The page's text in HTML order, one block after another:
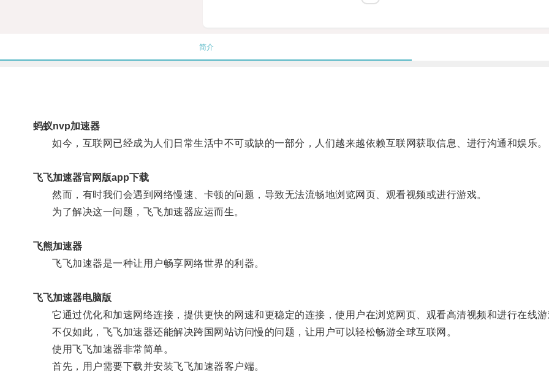
简介
蚂蚁nvp加速器
如今，互联网已经成为人们日常生活中不可或缺的一部分，人们越来越依赖互联网获取信息、进行沟通和娱乐。
飞飞加速器官网版app下载
然而，有时我们会遇到网络慢速、卡顿的问题，导致无法流畅地浏览网页、观看视频或进行游戏。
为了解决这一问题，飞飞加速器应运而生。
飞熊加速器
飞飞加速器是一种让用户畅享网络世界的利器。
飞飞加速器电脑版
它通过优化和加速网络连接，提供更快的网速和更稳定的连接，使用户在浏览网页、观看高清视频和进行在线游
不仅如此，飞飞加速器还能解决跨国网站访问慢的问题，让用户可以轻松畅游全球互联网。
使用飞飞加速器非常简单。
首先，用户需要下载并安装飞飞加速器客户端。